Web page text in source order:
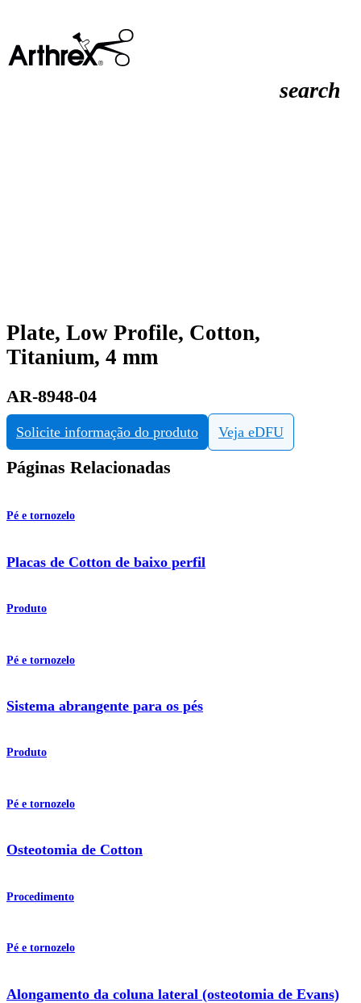
search
Plate, Low Profile, Cotton,
Titanium, 4 mm
AR-8948-04
Solicite informação do produto Veja eDFU
Páginas Relacionadas
Pé e tornozelo
Placas de Cotton de baixo perfil
Produto
Pé e tornozelo
Sistema abrangente para os pés
Produto
Pé e tornozelo
Osteotomia de Cotton
Procedimento
Pé e tornozelo
Alongamento da coluna lateral (osteotomia de Evans)